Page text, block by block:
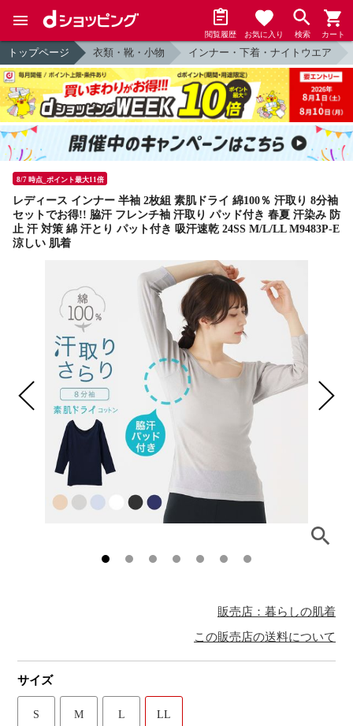
閲覧履歴 お気に入り 検索 カート
トップページ 衣類・靴・小物 インナー・下着・ナイトウエア
8/7 時点_ポイント最大11倍
レディース インナー 半袖 2枚組 素肌ドライ 綿100％ 汗取り 8分袖
セットでお得!! 脇汗 フレンチ袖 汗取り パッド付き 春夏 汗染み 防
止 汗 対策 綿 汗とり パット付き 吸汗速乾 24SS M/L/LL M9483P-E
涼しい 肌着
販売店：暮らしの肌着
この販売店の送料について
サイズ
S M L LL